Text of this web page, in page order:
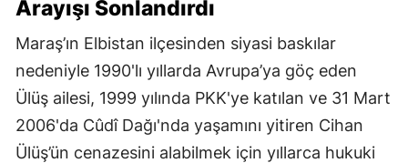
Arayışı Sonlandırdı
Maraş’ın Elbistan ilçesinden siyasi baskılar
nedeniyle 1990'lı yıllarda Avrupa’ya göç eden
Ülüş ailesi, 1999 yılında PKK'ye katılan ve 31 Mart
2006'da Cûdî Dağı'nda yaşamını yitiren Cihan
Ülüş’ün cenazesini alabilmek için yıllarca hukuki